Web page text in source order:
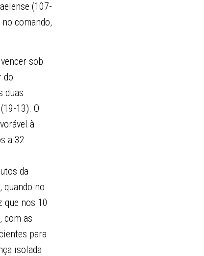
(107-
comando,
sob
do
duas
13). O
à
a 32
da
quando no
que nos 10
com as
para
isolada